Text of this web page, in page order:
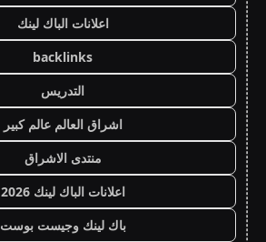
اعلانات الباك لينك
backlinks
التدريس
اشراق العالم عالم كبير
منتدى الاشراق
اعلانات الباك لينك 2026
باك لينك وجيست بوست